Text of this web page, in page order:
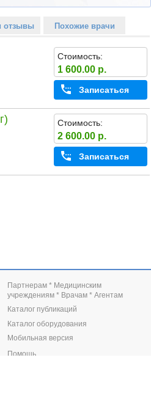
отзывы Похожие врачи
Стоимость:
1 600.00 р.
Записаться
Стоимость:
2 600.00 р.
Записаться
Партнерам * Медицинским
учреждениям * Врачам * Агентам
Каталог публикаций
Каталог оборудования
Мобильная версия
Помощь